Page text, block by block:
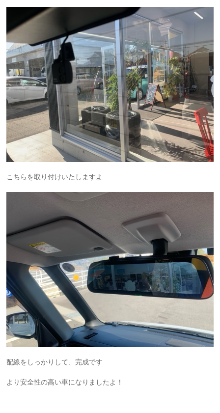
こちらを取り付けいたしますよ
配線をしっかりして、完成です
より安全性の高い車になりましたよ！